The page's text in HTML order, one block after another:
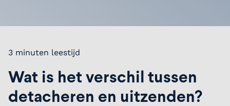
3 minuten leestijd
Wat is het verschil tussen
detacheren en uitzenden?